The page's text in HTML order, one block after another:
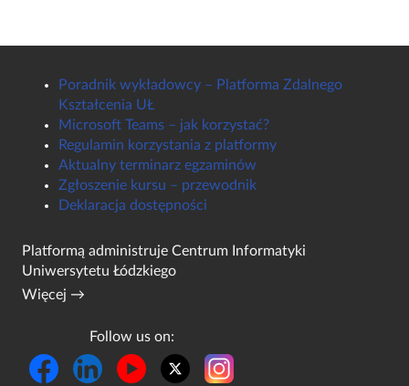
Poradnik wykładowcy – Platforma Zdalnego
Kształcenia UŁ
Microsoft Teams – jak korzystać?
Regulamin korzystania z platformy
Aktualny terminarz egzaminów
Zgłoszenie kursu – przewodnik
Deklaracja dostępności
Platformą administruje Centrum Informatyki
Uniwersytetu Łódzkiego
Więcej →
Follow us on: